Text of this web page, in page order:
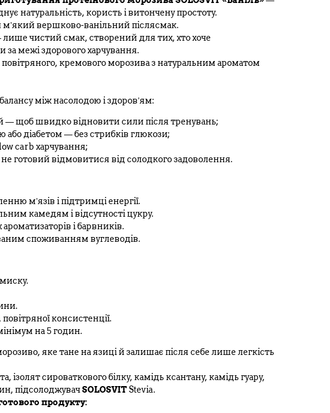
натуральність, користь і витончену простоту.
вершково-ванільний післясмак.
лише чистий смак, створений для тих, хто хоче
межі здорового харчування.
повітряного, кремового морозива з натуральним ароматом
між насолодою і здоров’ям:
— щоб швидко відновити сили після тренувань;
або діабетом — без стрибків глюкози;
carb харчування;
не готовий відмовитися від солодкого задоволення.
м’язів і підтримці енергії.
камедям і відсутності цукру.
і барвників.
споживанням вуглеводів.
консистенції.
на 5 годин.
яке тане на язиці й залишає після себе лише легкість
сироваткового білку, камідь ксантану, камідь гуару,
підсолоджувачSOLOSVITStevia.
продукту: